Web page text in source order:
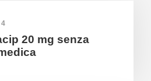
20 mg senza